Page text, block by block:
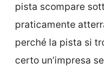
pista scompare
praticamente
perché la pista si
certo un’impresa